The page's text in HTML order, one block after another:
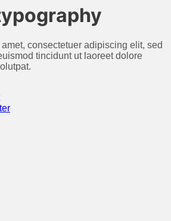
consectetuer adipiscing elit, sed
tincidunt ut laoreet dolore